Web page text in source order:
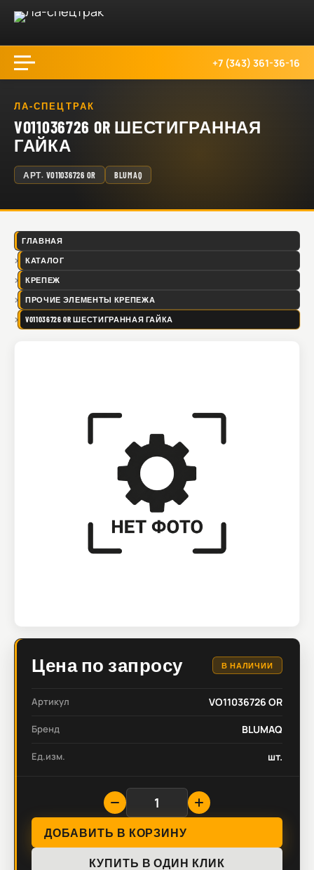
+7 (343) 361-36-16
ЛА-СПЕЦТРАК
VO11036726 OR ШЕСТИГРАННАЯ
ГАЙКА
АРТ. VO11036726 OR BLUMAQ
ГЛАВНАЯ
КАТАЛОГ
КРЕПЕЖ
ПРОЧИЕ ЭЛЕМЕНТЫ КРЕПЕЖА
VO11036726 OR ШЕСТИГРАННАЯ ГАЙКА
Цена по запросу В НАЛИЧИИ
Артикул VO11036726 OR
Бренд BLUMAQ
Ед.изм. шт.
ДОБАВИТЬ В КОРЗИНУ
КУПИТЬ В ОДИН КЛИК